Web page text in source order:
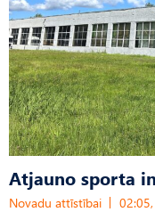
Atjauno sporta
Novadu attīstībai